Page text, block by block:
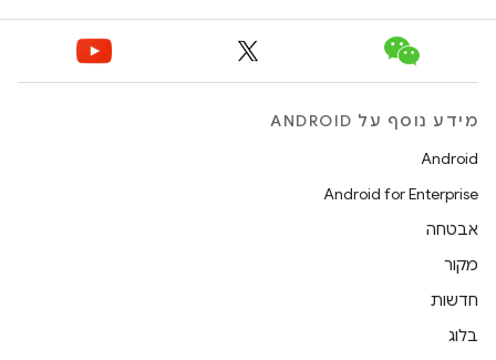
מידע נוסף על ANDROID
Android
Android for Enterprise
אבטחה
מקור
חדשות
בלוג